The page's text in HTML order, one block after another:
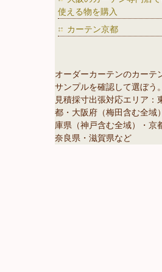
使える物を購入
カーテン京都
オーダーカーテンのカーテ
サンプルを確認して選ぼう。
見積採寸出張対応エリア：
都・大阪府（梅田含む全域
庫県（神戸含む全域）・京
奈良県・滋賀県など